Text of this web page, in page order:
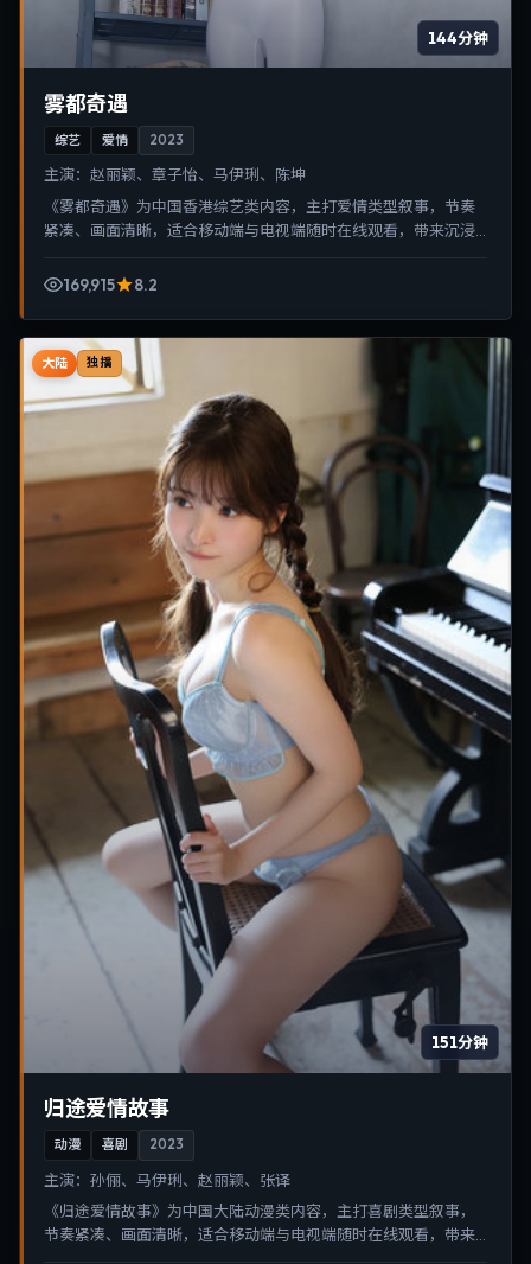
144分钟
雾都奇遇
综艺 爱情 2023
主演： 赵丽颖、章子怡、马伊琍、陈坤
《雾都奇遇》为中国香港综艺类内容，主打爱情类型叙事，节奏
紧凑、画面清晰，适合移动端与电视端随时在线观看，带来沉浸
169,915
8.2
大陆 独播
151分钟
归途爱情故事
动漫 喜剧 2023
主演： 孙俪、马伊琍、赵丽颖、张译
《归途爱情故事》为中国大陆动漫类内容，主打喜剧类型叙事，
节奏紧凑、画面清晰，适合移动端与电视端随时在线观看，带来